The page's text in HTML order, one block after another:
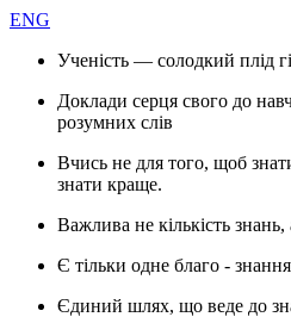
ENG
Ученість — солодкий плід
Доклади серця свого до
розумних слів
Вчись не для того, щоб
знати краще.
Важлива не кількість знань,
Є тільки одне благо -
Єдиний шлях, що веде до